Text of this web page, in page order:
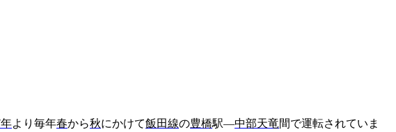
年より毎年春から秋にかけて飯田線の豊橋駅―中部天竜間で運転されていま